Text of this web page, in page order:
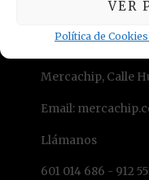
VER
Política de Cookies
Mercachip, Calle
Email:
Llámanos
601 014 686 - 912